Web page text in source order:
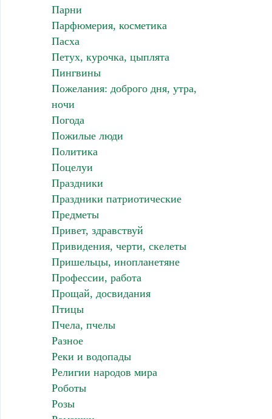
Парни
Парфюмерия, косметика
Пасха
Петух, курочка, цыплята
Пингвины
Пожелания: доброго дня, утра,
ночи
Погода
Пожилые люди
Политика
Поцелуи
Праздники
Праздники патриотические
Предметы
Привет, здравствуй
Привидения, черти, скелеты
Пришельцы, инопланетяне
Профессии, работа
Прощай, досвидания
Птицы
Пчела, пчелы
Разное
Реки и водопады
Религии народов мира
Роботы
Розы